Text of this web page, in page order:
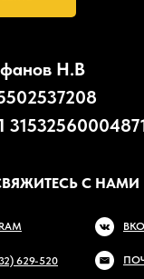
629-520
С НАМИ
Н.В